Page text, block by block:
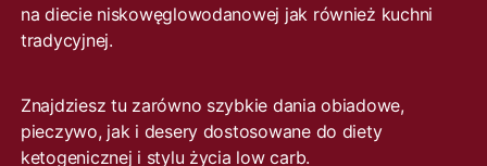
na diecie niskowęglowodanowej jak również kuchni
tradycyjnej.
Znajdziesz tu zarówno szybkie dania obiadowe,
pieczywo, jak i desery dostosowane do diety
ketogenicznej i stylu życia low carb.